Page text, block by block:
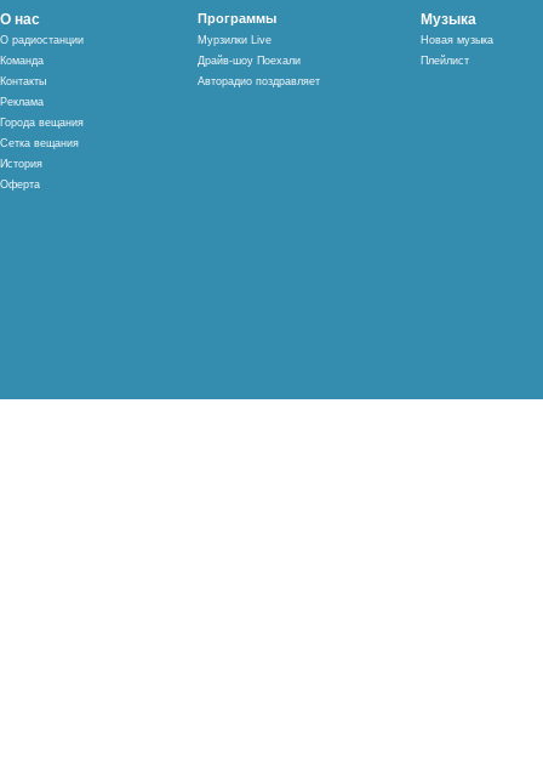
О нас
О радиостанции
Команда
Контакты
Реклама
Города вещания
Сетка вещания
История
Оферта
Программы
Мурзилки Live
Драйв-шоу Поехали
Авторадио поздравляет
Музыка
Новая музыка
Плейлист